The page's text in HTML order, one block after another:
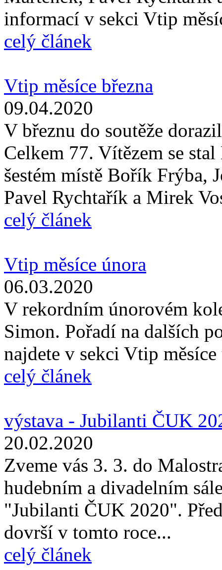
informací v sekci Vtip
celý článek
Vtip měsíce března
09.04.2020
V březnu do soutěže
Celkem 77. Vítězem se
šestém místě Bořík Frýba,
Pavel Rychtařík a Mirek
celý článek
Vtip měsíce února
06.03.2020
V rekordním únorovém
Simon. Pořadí na dalších
najdete v sekci Vtip
celý článek
výstava - Jubilanti ČUK
20.02.2020
Zveme vás 3. 3. do
hudebním a divadelním
"Jubilanti ČUK 2020".
dovrší v tomto roce...
celý článek